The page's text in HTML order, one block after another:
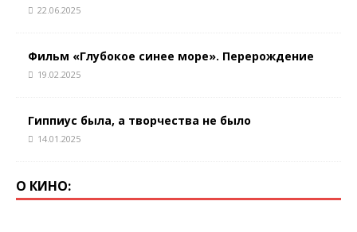
22.06.2025
Фильм «Глубокое синее море». Перерождение
19.02.2025
Гиппиус была, а творчества не было
14.01.2025
О КИНО: